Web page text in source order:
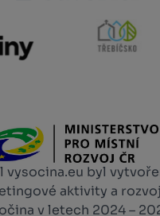
vysocina.eu byl
aktivity a
v letech 2024 –